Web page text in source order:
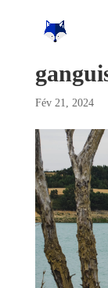
Fév 21, 2024